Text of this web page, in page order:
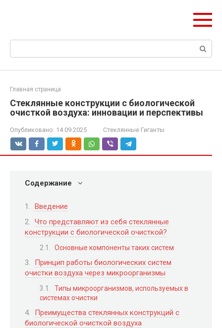
Поиск:
Главная страница
Стеклянные конструкции с биологической
очисткой воздуха: инновации и перспективы
Опубликовано: 14.09.2025 Стеклянные Гиганты
Содержание
Введение
Что представляют из себя стеклянные
конструкции с биологической очисткой?
Основные компоненты таких систем
Принцип работы биологических систем
очистки воздуха через микроорганизмы
Типы микроорганизмов, используемых в
системах очистки
Преимущества стеклянных конструкций с
биологической очисткой воздуха